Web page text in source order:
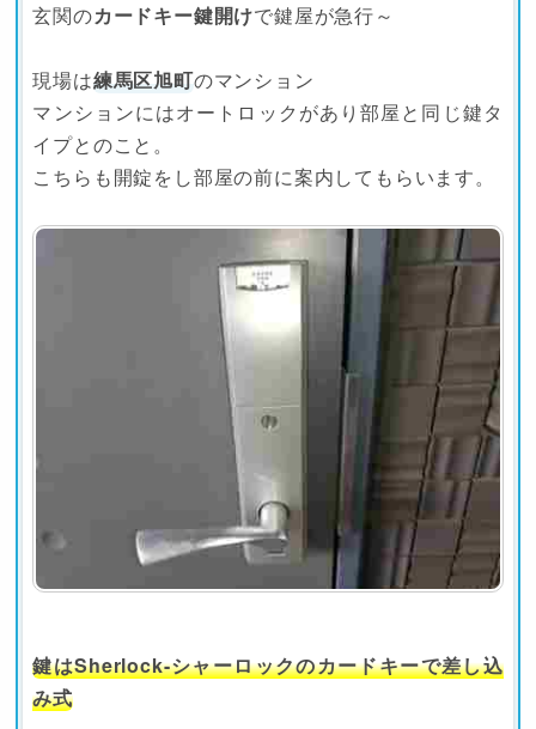
玄関のカードキー鍵開けで鍵屋が急行～
現場は練馬区旭町のマンション
マンションにはオートロックがあり部屋と同じ鍵タ
イプとのこと。
こちらも開錠をし部屋の前に案内してもらいます。
鍵はSherlock-シャーロックのカードキーで差し込
み式